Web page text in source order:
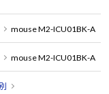
mouse M2-ICU01BK-A
mouse M2-ICU01BK-A